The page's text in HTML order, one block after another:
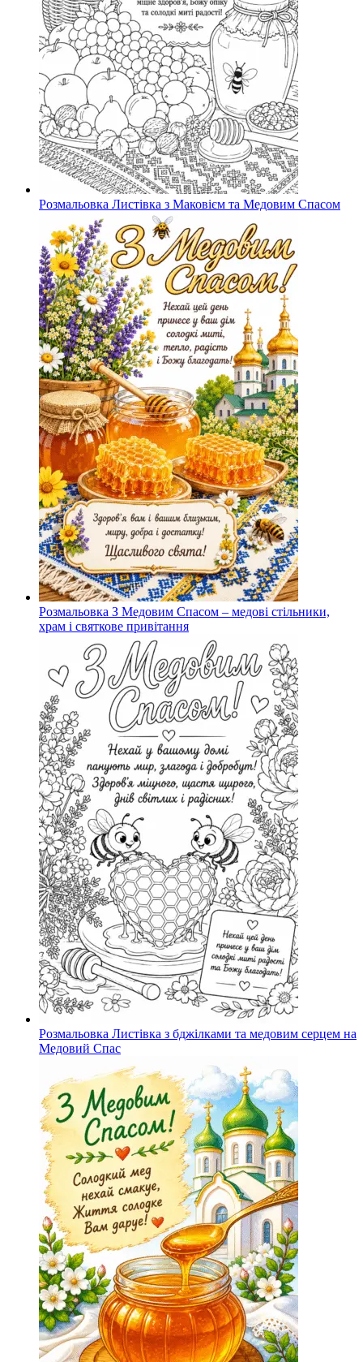
Розмальовка Листівка з Маковієм та Медовим Спасом
Розмальовка З Медовим Спасом – медові стільники,
храм і святкове привітання
Розмальовка Листівка з бджілками та медовим серцем на
Медовий Спас